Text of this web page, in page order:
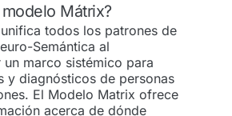
Mátrix?
todos los patrones de
Semántica al
marco sistémico para
y diagnósticos de personas
El Modelo Matrix ofrece
acerca de dónde